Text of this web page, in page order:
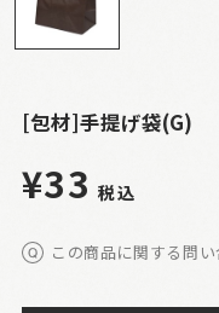
[包材]手提げ袋(G)
¥33 税込
この商品に関する問